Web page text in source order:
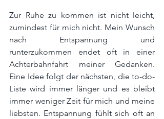
Zur Ruhe zu kommen ist nicht leicht,
zumindest für mich nicht. Mein Wunsch
nach Entspannung und
runterzukommen endet oft in einer
Achterbahnfahrt meiner Gedanken.
Eine Idee folgt der nächsten, die to-do-
Liste wird immer länger und es bleibt
immer weniger Zeit für mich und meine
liebsten. Entspannung fühlt sich oft an